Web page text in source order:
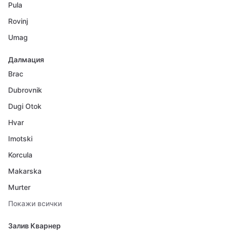
Pula
Rovinj
Umag
Далмация
Brac
Dubrovnik
Dugi Otok
Hvar
Imotski
Korcula
Makarska
Murter
Покажи всички
Залив Кварнер